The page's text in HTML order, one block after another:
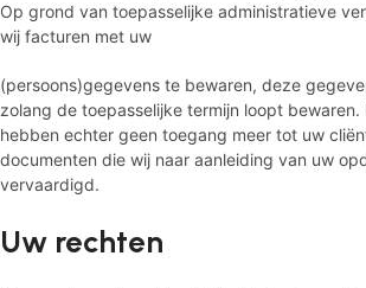
Op grond van toepasselijke administratieve
wij facturen met uw
(persoons)gegevens te bewaren, deze
zolang de toepasselijke termijn loopt bewaren.
hebben echter geen toegang meer tot uw
documenten die wij naar aanleiding van uw
vervaardigd.
Uw rechten